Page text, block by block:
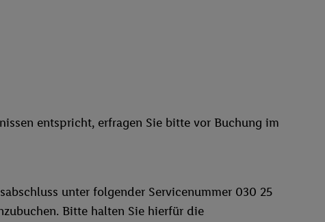
entspricht, erfragen Sie bitte vor Buchung im
unter folgender Servicenummer 030 25
Bitte halten Sie hierfür die